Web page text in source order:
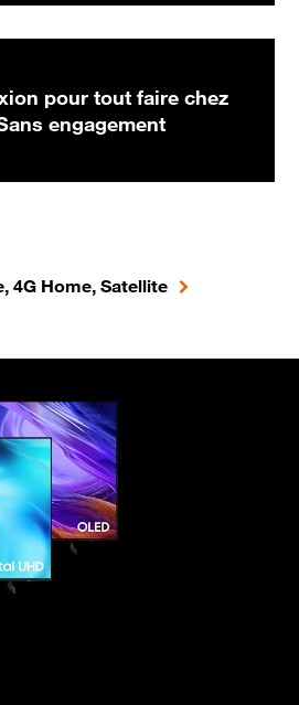
pour tout faire chez
engagement
4G Home, Satellite